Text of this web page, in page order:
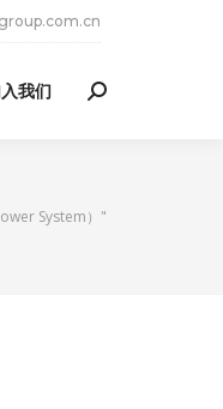
我们 Search:
System）"